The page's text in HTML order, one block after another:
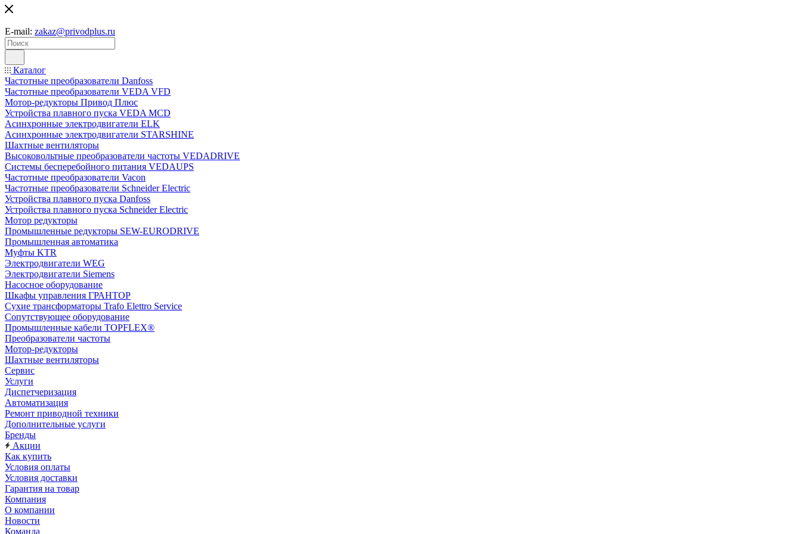
E-mail: zakaz@privodplus.ru
Каталог
Частотные преобразователи Danfoss
Частотные преобразователи VEDA VFD
Мотор-редукторы Привод Плюс
Устройства плавного пуска VEDA MCD
Асинхронные электродвигатели ELK
Асинхронные электродвигатели STARSHINE
Шахтные вентиляторы
Высоковольтные преобразователи частоты VEDADRIVE
Системы бесперебойного питания VEDAUPS
Частотные преобразователи Vacon
Частотные преобразователи Schneider Electric
Устройства плавного пуска Danfoss
Устройства плавного пуска Schneider Electric
Мотор редукторы
Промышленные редукторы SEW-EURODRIVE
Промышленная автоматика
Муфты KTR
Электродвигатели WEG
Электродвигатели Siemens
Насосное оборудование
Шкафы управления ГРАНТОР
Сухие трансформаторы Trafo Elettro Service
Сопутствующее оборудование
Промышленные кабели TOPFLEX®
Преобразователи частоты
Мотор-редукторы
Шахтные вентиляторы
Сервис
Услуги
Диспетчеризация
Автоматизация
Ремонт приводной техники
Дополнительные услуги
Бренды
Акции
Как купить
Условия оплаты
Условия доставки
Гарантия на товар
Компания
О компании
Новости
Команда